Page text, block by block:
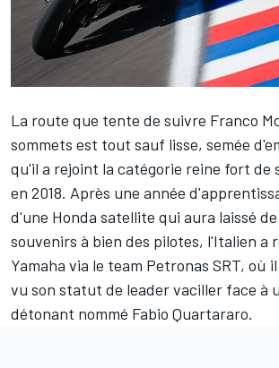
La route que tente de suivre Franco
sommets est tout sauf lisse, semée
qu'il a rejoint la catégorie reine fort de
en 2018. Après une année
d'une Honda satellite qui aura laissé
souvenirs à bien des pilotes, l'Italien a
Yamaha via le team Petronas SRT, où
vu son statut de leader vaciller face à
détonant nommé Fabio Quartararo.